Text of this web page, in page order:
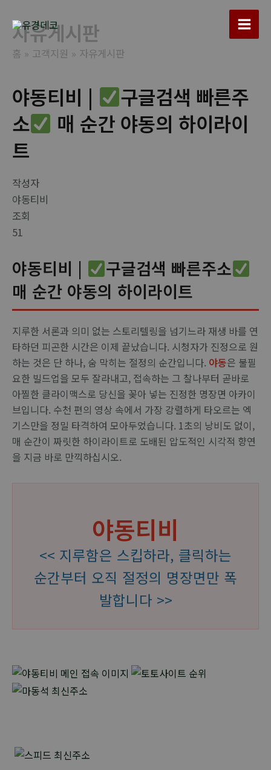
Main
자유게시판
홈 고객지원 자유게시판
야동티비 |
구글검색 빠른주
소
매 순간 야동의 하이라이
트
작성자
야동티비
조회
51
야동티비 |
구글검색 빠른주소
매 순간 야동의 하이라이트
지루한 서론과 의미 없는 스토리텔링을 넘기느라 재생 바를 연
타하던 피곤한 시간은 이제 끝났습니다. 시청자가 진정으로 원
하는 것은 단 하나, 숨 막히는 절정의 순간입니다. 야동은 불필
요한 빌드업을 모두 잘라내고, 접속하는 그 찰나부터 곧바로
아찔한 클라이맥스로 당신을 꽂아 넣는 진정한 명장면 아카이
브입니다. 수천 편의 영상 속에서 가장 강렬하게 타오르는 엑
기스만을 정밀 타격하여 모아두었습니다. 1초의 낭비도 없이,
매 순간이 짜릿한 하이라이트로 도배된 압도적인 시각적 향연
을 지금 바로 만끽하십시오.
야동티비
<< 지루함은 스킵하라, 클릭하는
순간부터 오직 절정의 명장면만 폭
발합니다 >>